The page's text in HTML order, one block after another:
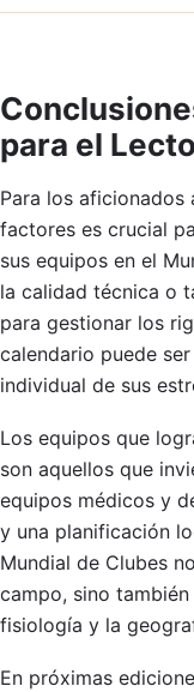
para el
Para los
factores es crucial
sus equipos en el
la calidad técnica o
para gestionar los
calendario puede
individual de sus
Los equipos que
son aquellos que
equipos médicos y
y una planificación
Mundial de Clubes
campo, sino
fisiología y la
En próximas